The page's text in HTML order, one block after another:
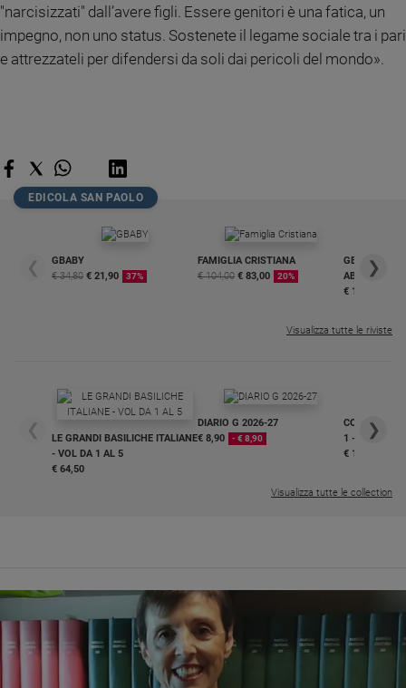
"narcisizzati" dall’avere figli. Essere genitori è una fatica, un
impegno, non uno status. Sostenete il legame sociale tra i pari
e attrezzateli per difendersi da soli dai pericoli del mondo».
EDICOLA SAN PAOLO
❮
GBABY
€ 34,80 € 21,90 37%
FAMIGLIA CRISTIANA
€ 104,00 € 83,00 20%
GBABY
€ 16,99
❯
Visualizza tutte le riviste
❮
LE GRANDI BASILICHE ITALIANE
- VOL DA 1 AL 5
€ 64,50
DIARIO G 2026-27
€ 8,90
- € 8,90
COLLANA
1 - 2
€ 18,50
❯
Visualizza tutte le collection